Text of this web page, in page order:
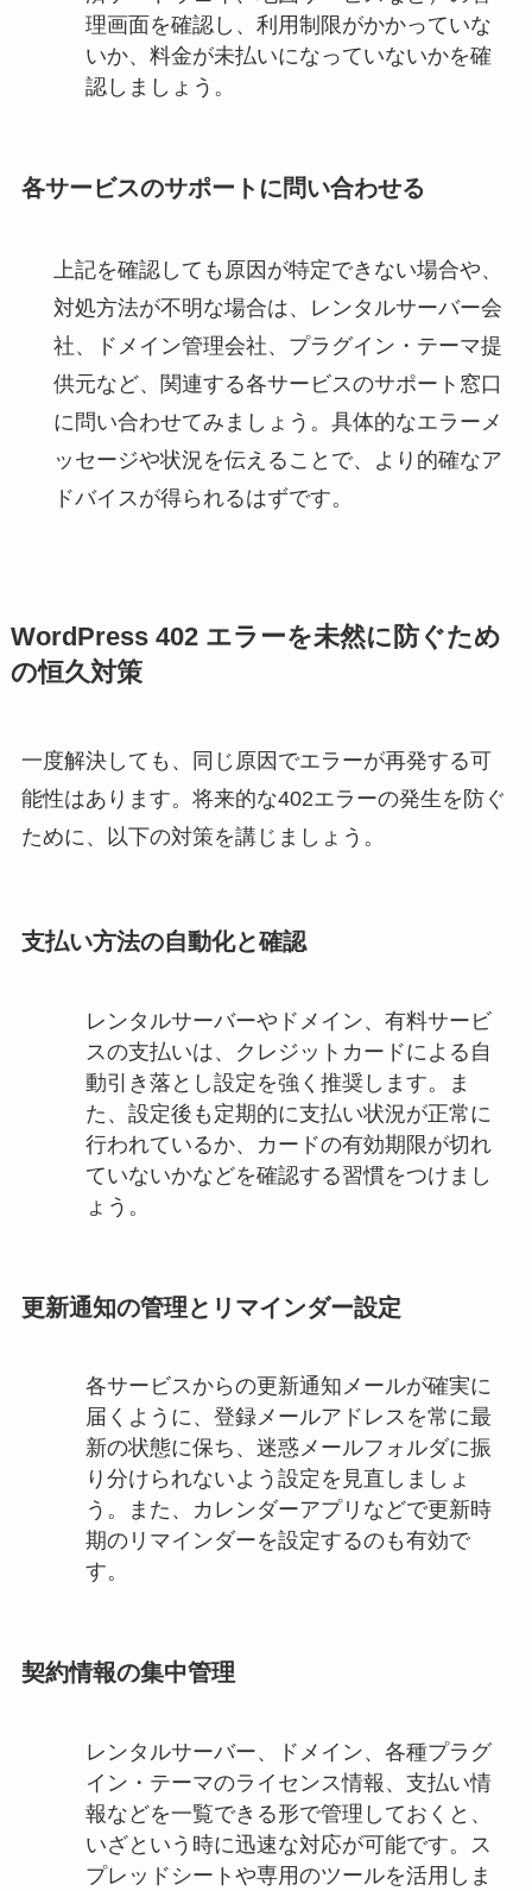
理画面を確認し、利用制限がかかっていな
いか、料金が未払いになっていないかを確
認しましょう。
各サービスのサポートに問い合わせる
上記を確認しても原因が特定できない場合や、
対処方法が不明な場合は、レンタルサーバー会
社、ドメイン管理会社、プラグイン・テーマ提
供元など、関連する各サービスのサポート窓口
に問い合わせてみましょう。具体的なエラーメ
ッセージや状況を伝えることで、より的確なア
ドバイスが得られるはずです。
WordPress 402 エラーを未然に防ぐため
の恒久対策
一度解決しても、同じ原因でエラーが再発する可
能性はあります。将来的な402エラーの発生を防ぐ
ために、以下の対策を講じましょう。
支払い方法の自動化と確認
レンタルサーバーやドメイン、有料サービ
スの支払いは、クレジットカードによる自
動引き落とし設定を強く推奨します。ま
た、設定後も定期的に支払い状況が正常に
行われているか、カードの有効期限が切れ
ていないかなどを確認する習慣をつけまし
ょう。
更新通知の管理とリマインダー設定
各サービスからの更新通知メールが確実に
届くように、登録メールアドレスを常に最
新の状態に保ち、迷惑メールフォルダに振
り分けられないよう設定を見直しましょ
う。また、カレンダーアプリなどで更新時
期のリマインダーを設定するのも有効で
す。
契約情報の集中管理
レンタルサーバー、ドメイン、各種プラグ
イン・テーマのライセンス情報、支払い情
報などを一覧できる形で管理しておくと、
いざという時に迅速な対応が可能です。ス
プレッドシートや専用のツールを活用しま